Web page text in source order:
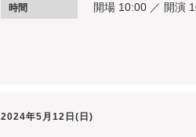
時間 開場 10:00 ／ 開演
2024年5月12日(日)